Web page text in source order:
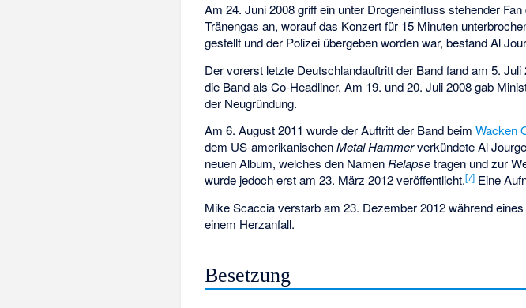
Am 24. Juni 2008 griff ein unter Drogeneinfluss stehender
Tränengas an, worauf das Konzert für 15 Minuten
gestellt und der Polizei übergeben worden war, bestand Al
Der vorerst letzte Deutschlandauftritt der Band fand am 5.
die Band als Co-Headliner. Am 19. und 20. Juli 2008 gab
der Neugründung.
Am 6. August 2011 wurde der Auftritt der Band beimWacken
dem US-amerikanischenMetal Hammerverkündete Al
neuen Album, welches den NamenRelapsetragen und zur
wurde jedoch erst am 23. März 2012 veröffentlicht.[7] Eine
Mike Scaccia verstarb am 23. Dezember 2012 während
einem Herzanfall.
Besetzung